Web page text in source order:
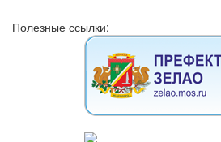
Полезные ссылки: